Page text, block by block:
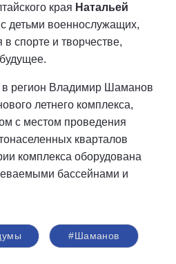
края Натальей
детьми военнослужащих,
спорте и творчестве,
в регион Владимир Шаманов
летнего комплекса,
с местом проведения
кварталов
комплекса оборудована
бассейнами и
#Шаманов